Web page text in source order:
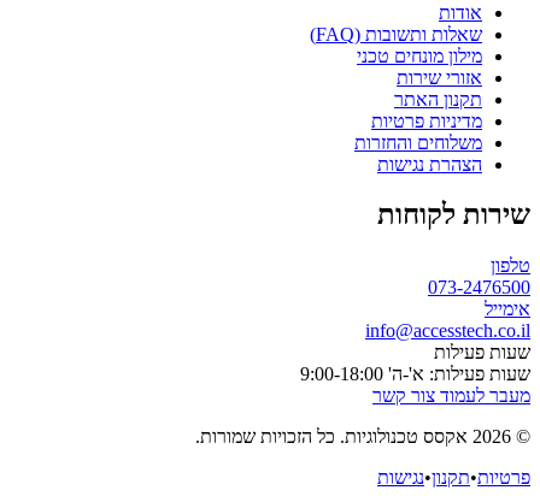
אודות
שאלות ותשובות (FAQ)
מילון מונחים טכני
אזורי שירות
תקנון האתר
מדיניות פרטיות
משלוחים והחזרות
הצהרת נגישות
שירות לקוחות
טלפון
073-2476500
אימייל
info@accesstech.co.il
שעות פעילות
שעות פעילות: א'-ה' 9:00-18:00
מעבר לעמוד צור קשר
© 2026 אקסס טכנולוגיות. כל הזכויות שמורות.
פרטיות•תקנון•נגישות